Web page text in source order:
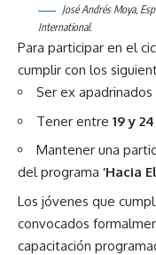
José Andrés Moya,
International.
Para participar en el
cumplir con los
Ser ex
Tener entre 19 y
Mantener una
del programa ‘Hacia
Los jóvenes que
convocados
capacitación